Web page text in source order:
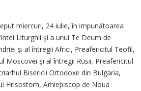
miercuri, 24 iulie, în impunătoarea
Liturghii şi a unui Te Deum de
şi al întregii Africi, Preafericitul Teofil,
Moscovei şi al întregii Rusii, Preafericitul
Bisericii Ortodoxe din Bulgaria,
Hrisostom, Arhiepiscop de Noua